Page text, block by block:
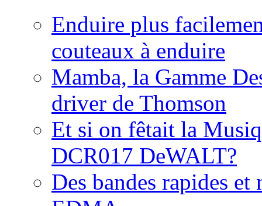
Enduire plus
couteaux à enduire
Mamba, la Gamme
driver de Thomson
Et si on fêtait la
DCR017 DeWALT?
Des bandes rapides et